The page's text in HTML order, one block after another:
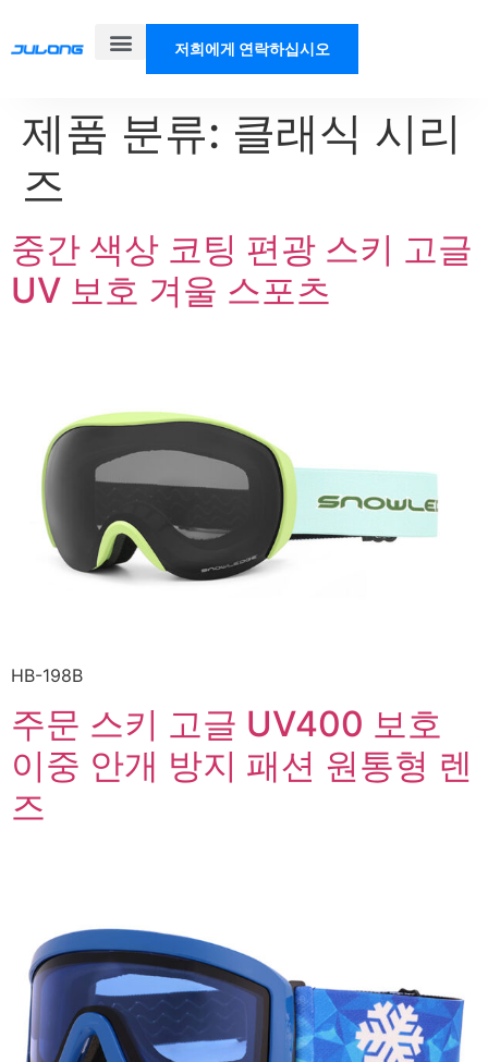
저희에게 연락하십시오
제품 분류: 클래식 시리
즈
중간 색상 코팅 편광 스키 고글
UV 보호 겨울 스포츠
HB-198B
주문 스키 고글 UV400 보호
이중 안개 방지 패션 원통형 렌
즈